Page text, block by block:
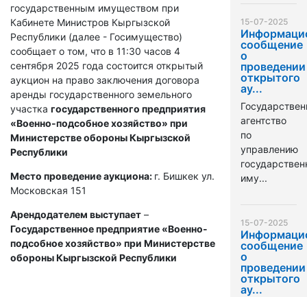
государственным имуществом при
Кабинете Министров Кыргызской
Республики (далее - Госимущество)
сообщает о том, что в 11:30 часов 4
сентября 2025 года состоится открытый
аукцион на право заключения договора
аренды государственного земельного
участка государственного предприятия
«Военно-подсобное хозяйство» при
Министерстве обороны Кыргызской
Республики
Место проведение аукциона: г. Бишкек ул.
Московская 151
Арендодателем выступает –
Государственное предприятие «Военно-
подсобное хозяйство» при Министерстве
обороны Кыргызской Республики
15-07-2025
сообщение
о
проведении
открытого
ау...
агентство
по
управлению
иму...
15-07-2025
сообщение
о
проведении
открытого
ау...